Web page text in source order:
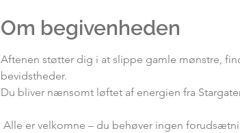
Om begivenheden
Aftenen støtter dig i at slippe gamle mønstre,
bevidstheder.
Du bliver nænsomt løftet af energien fra
Alle er velkomne – du behøver ingen